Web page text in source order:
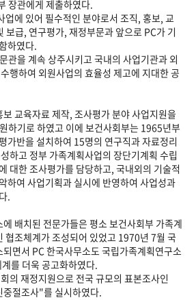
장관에게 제출하였다.
업에 있어 필수적인 분야로서 조직, 홍보, 교
보급, 연구평가, 재정부문과 앞으로 PC가 기
하였다.
관을 계속 상주시키고 국내의 사업기관과 외
행하여 외원사업의 효율성 제고에 지대한 공
교육자료 제작, 조사평가 분야 사업지원을
하기로 하였고 이에 보건사회부는 1965년부
가반을 설치하여 15명의 연구직과 자료정리
하고 정부 가족계획사업의 장단기계획 수립
대한 조사평가를 담당하고, 국내외의 기술적
하여 사업기획과 실시에 반영하여 사업성과
.
배치된 전문가들은 평소 보건사회부 가족계
협조체계가 조성되어 있었고 1970년 7월 국
면서 PC 한국사무소도 국립가족계획연구소
를 더욱 공고화하였다.
의 재정지원으로 전국 규모의 표본조사인
절조사"를 실시하였다.